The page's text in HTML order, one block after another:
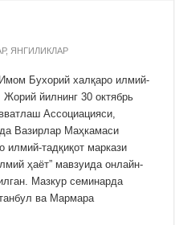
, ЯНГИЛИКЛАР
Бухорий халқаро илмий-
йилнинг 30 октябрь
Ассоциацияси,
Вазирлар Маҳкамаси
илмий-тадқиқот маркази
ҳаёт” мавзуида онлайн-
Мазкур семинарда
ва Мармара